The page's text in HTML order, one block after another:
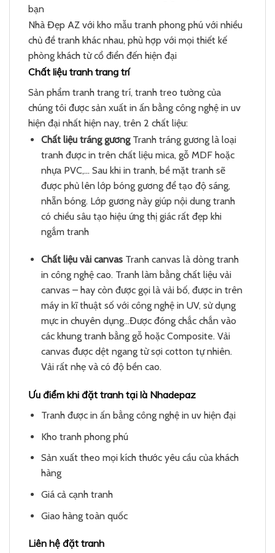
bạn
Nhà Đẹp AZ với kho mẫu tranh phong phú với nhiều
chủ đề tranh khác nhau, phù hợp với mọi thiết kế
phòng khách từ cổ điển đến hiện đại
Chất liệu tranh trang trí
Sản phẩm tranh trang trí, tranh treo tường của
chúng tôi được sản xuất in ấn bằng công nghệ in uv
hiện đại nhất hiện nay, trên 2 chất liệu:
Chất liệu tráng gương Tranh tráng gương là loại
tranh được in trên chất liệu mica, gỗ MDF hoặc
nhựa PVC,… Sau khi in tranh, bề mặt tranh sẽ
được phủ lên lớp bóng gương để tạo độ sáng,
nhẵn bóng. Lớp gương này giúp nội dung tranh
có chiều sâu tạo hiệu ứng thị giác rất đẹp khi
ngắm tranh
Chất liệu vải canvas Tranh canvas là dòng tranh
in công nghệ cao. Tranh làm bằng chất liệu vải
canvas – hay còn được gọi là vải bố, được in trên
máy in kĩ thuật số với công nghệ in UV, sử dụng
mực in chuyên dụng…Được đóng chắc chắn vào
các khung tranh bằng gỗ hoặc Composite. Vải
canvas được dệt ngang từ sợi cotton tự nhiên.
Vải rất nhẹ và có độ bền cao.
Ưu điểm khi đặt tranh tại là Nhadepaz
Tranh được in ấn bằng công nghệ in uv hiện đại
Kho tranh phong phú
Sản xuất theo mọi kích thước yêu cầu của khách
hàng
Giá cả cạnh tranh
Giao hàng toàn quốc
Liên hệ đặt tranh